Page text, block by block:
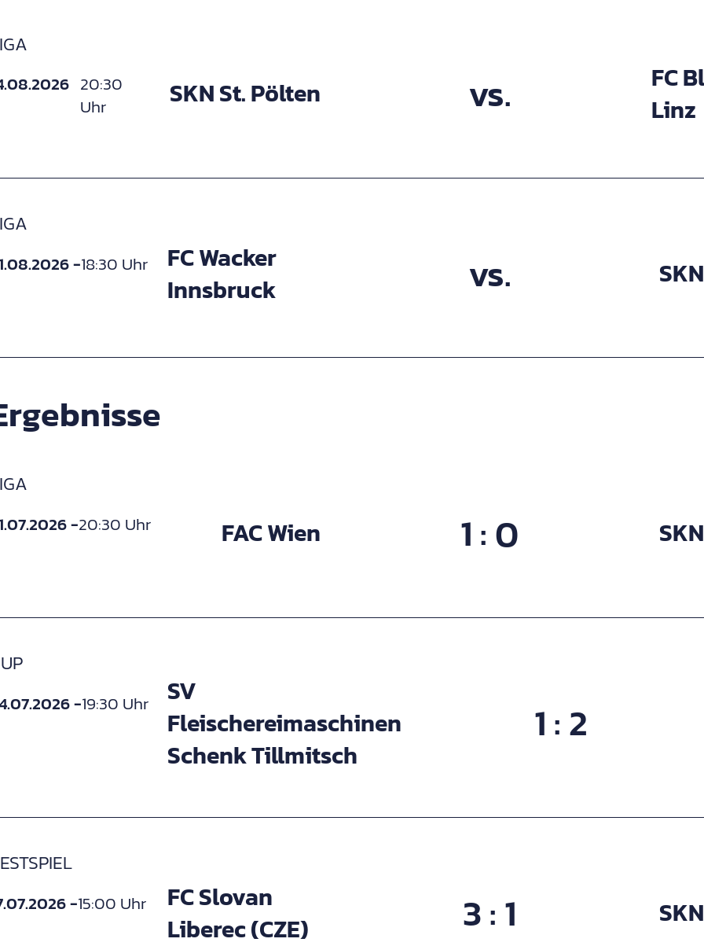
20:30
Uhr
SKN St. Pölten vs.
FC
Linz
-18:30 Uhr
FC Wacker
Innsbruck
vs.
-20:30 Uhr FAC Wien 1 : 0
-19:30 Uhr
SV
Fleischereimaschinen
Schenk Tillmitsch
1 : 2
-15:00 Uhr
FC Slovan
Liberec (CZE)
3 : 1